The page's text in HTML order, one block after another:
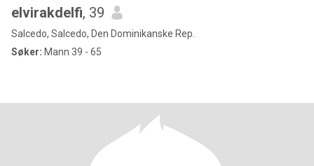
elvirakdelfi, 39
Salcedo, Salcedo, Den Dominikanske Rep.
Søker: Mann 39 - 65